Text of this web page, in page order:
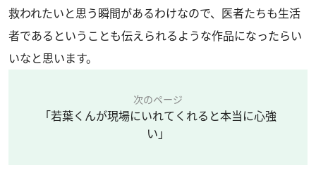
救われたいと思う瞬間があるわけなので、医者たちも生活
者であるということも伝えられるような作品になったらい
いなと思います。
次のページ
「若葉くんが現場にいれてくれると本当に心強
い」